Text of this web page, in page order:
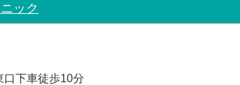
ック
口下車徒歩10分